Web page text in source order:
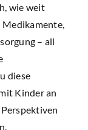
wie weit
Medikamente,
– all
diese
Kinder an